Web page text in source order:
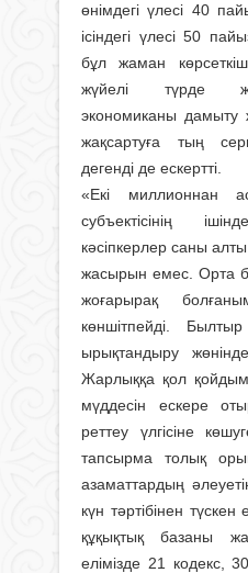
өнімдегі үлесі 40
ісіндегі үлесі 50
бұл жаман
жүйелі түрде
экономиканы дамыту
жақсартуға тың
дегенді де ескертті.
«Екі миллионнан
субъектісінің
кәсіпкерлер саны
жасырын емес. Орта
жоғарырақ
көншітпейді.
ырықтандыру
Жарлыққа қол
мүддесін ескере
реттеу үлгісіне
тапсырма толық
азаматтардың
күн тәртібінен
құқықтық базаны
елімізде 21 кодекс,